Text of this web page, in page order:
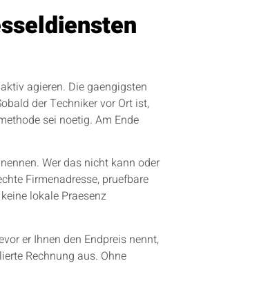
agieren. Die gaengigsten
der Techniker vor Ort ist,
sei noetig. Am Ende
Wer das nicht kann oder
Firmenadresse, pruefbare
lokale Praesenz
er Ihnen den Endpreis nennt,
Rechnung aus. Ohne